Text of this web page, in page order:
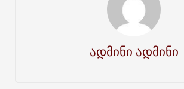
ადმინი ადმინი